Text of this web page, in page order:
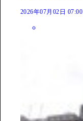
2026年07月02日 07:00